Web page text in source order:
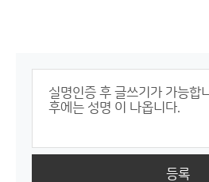
등록